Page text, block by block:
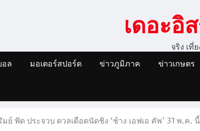
เดอะอิ
จริง เที่
ล มอเตอร์สปอร์ต ข่าวภูมิภาค ข่าวเกษตร
ฟัด ประจวบ ดวลเดือดนัดชิง ‘ช้าง เอฟเอ คัพ’ 31 พ.ค.